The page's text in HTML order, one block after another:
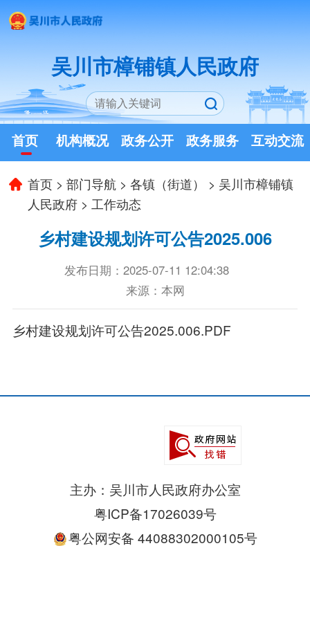
吴川市樟铺镇人民政府
首页 机构概况 政务公开 政务服务 互动交流
首页 >部门导航 >各镇（街道） > 吴川市樟铺镇
人民政府 > 工作动态
乡村建设规划许可公告2025.006
发布日期：2025-07-11 12:04:38
来源：本网
乡村建设规划许可公告2025.006.PDF
主办：吴川市人民政府办公室
粤ICP备17026039号
粤公网安备 44088302000105号